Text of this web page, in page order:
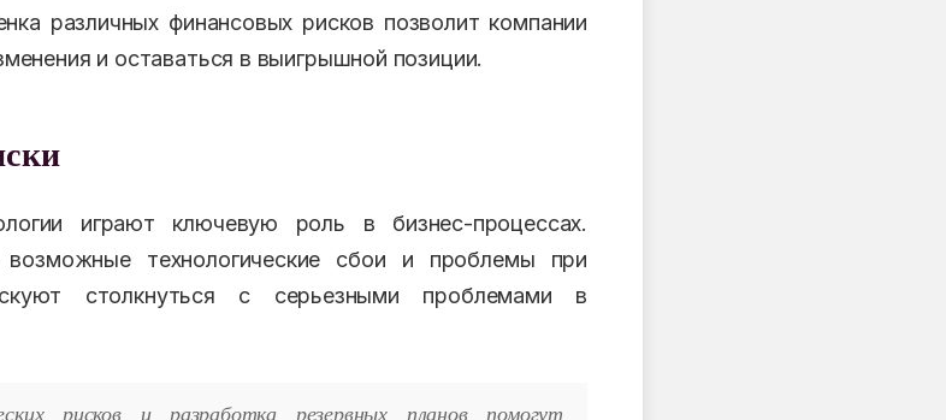
различных финансовых рисков позволит компании
и оставаться в выигрышной позиции.
играют ключевую роль в бизнес-процессах.
технологические сбои и проблемы при
столкнуться с серьезными проблемами в
рисков и разработка резервных планов помогут